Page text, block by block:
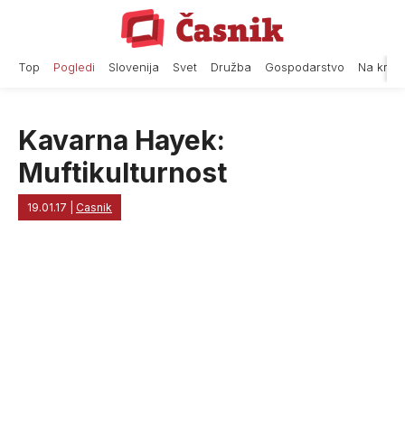
Top Pogledi Slovenija Svet Družba Gospodarstvo Na
Kavarna Hayek:
Muftikulturnost
19.01.17 Casnik